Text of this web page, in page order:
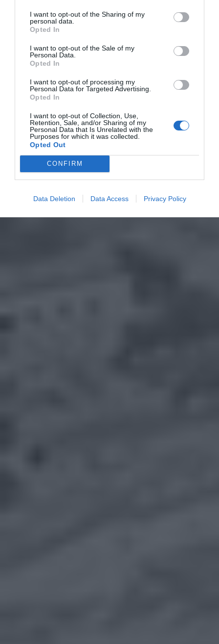
I want to opt-out of the Sharing of my
personal data.
Opted In
I want to opt-out of the Sale of my
Personal Data.
Opted In
I want to opt-out of processing my
Personal Data for Targeted Advertising.
Opted In
I want to opt-out of Collection, Use,
Retention, Sale, and/or Sharing of my
Personal Data that Is Unrelated with the
Purposes for which it was collected.
Opted Out
CONFIRM
Data Deletion Data Access Privacy Policy